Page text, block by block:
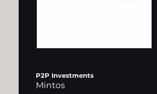
P2P Investments
Mintos